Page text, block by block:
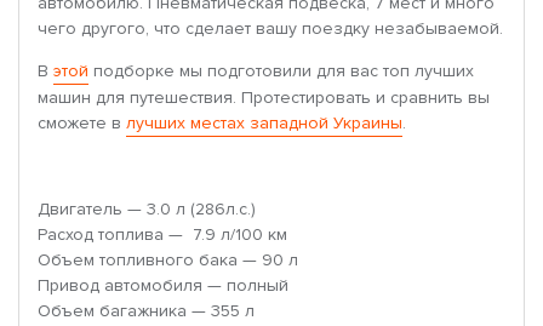
чего другого, что сделает вашу поездку незабываемой.
В этой подборке мы подготовили для вас топ лучших
машин для путешествия. Протестировать и сравнить вы
сможете в лучших местах западной Украины.
Двигатель — 3.0 л (286л.с.)
Расход топлива — 7.9 л/100 км
Объем топливного бака — 90 л
Привод автомобиля — полный
Объем багажника — 355 л